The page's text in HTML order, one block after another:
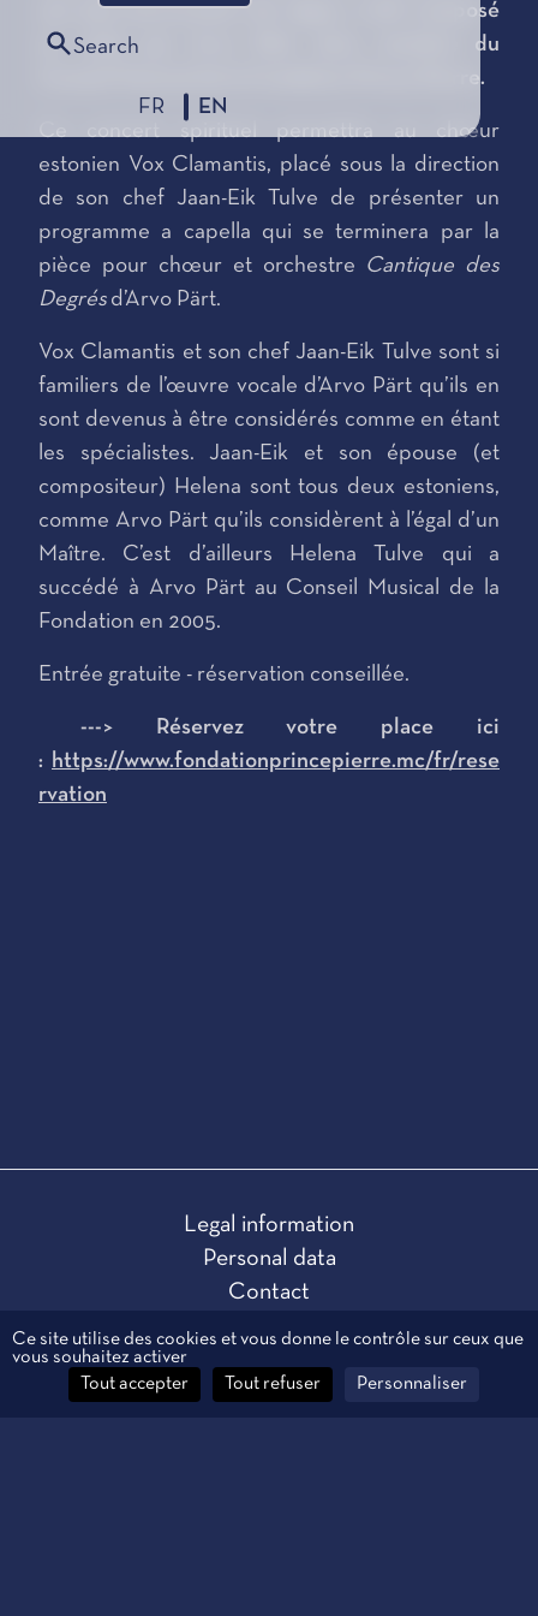
Search
FR EN
son 50e anniversaire de règne, a été composé
en 1999 par Arvo Pärt, alors membre du
Conseil Musical de la Fondation Prince Pierre.
Ce concert spirituel permettra au chœur
estonien Vox Clamantis, placé sous la direction
de son chef Jaan-Eik Tulve de présenter un
programme a capella qui se terminera par la
pièce pour chœur et orchestre
Cantique des
Degrés d’Arvo Pärt.
Vox Clamantis et son chef Jaan-Eik Tulve sont si
familiers de l’œuvre vocale d’Arvo Pärt qu’ils en
sont devenus à être considérés comme en étant
les spécialistes. Jaan-Eik et son épouse (et
compositeur) Helena sont tous deux estoniens,
comme Arvo Pärt qu’ils considèrent à l’égal d’un
Maître. C’est d’ailleurs Helena Tulve qui a
succédé à Arvo Pärt au Conseil Musical de la
Fondation en 2005.
Entrée gratuite - réservation conseillée.
---> Réservez votre place ici
:
https://www.fondationprincepierre.mc/fr/rese
rvation
Legal information
Personal data
Contact
Ce site utilise des cookies et vous donne le contrôle sur ceux que
vous souhaitez activer
Tout accepter
Tout refuser Personnaliser